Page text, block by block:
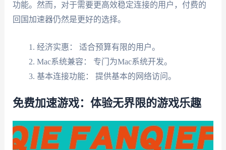
功能。然而，对于需要更高效稳定连接的用户，付费的
回国加速器仍然是更好的选择。
经济实惠： 适合预算有限的用户。
Mac系统兼容： 专门为Mac系统开发。
基本连接功能： 提供基本的网络访问。
免费加速游戏：体验无界限的游戏乐趣